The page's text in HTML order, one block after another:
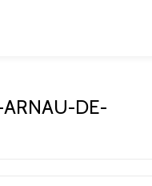
DE-